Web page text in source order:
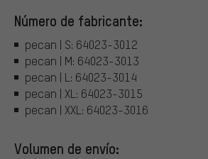
Número de fabricante:
pecan | S: 64023-3012
pecan | M: 64023-3013
pecan | L: 64023-3014
pecan | XL: 64023-3015
pecan | XXL: 64023-3016
Volumen de envío: